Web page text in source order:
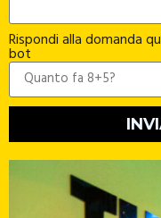
Rispondi alla domanda
bot